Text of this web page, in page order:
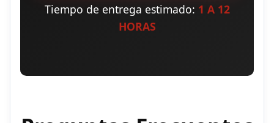
Tiempo de entrega estimado: 1 A 12
HORAS